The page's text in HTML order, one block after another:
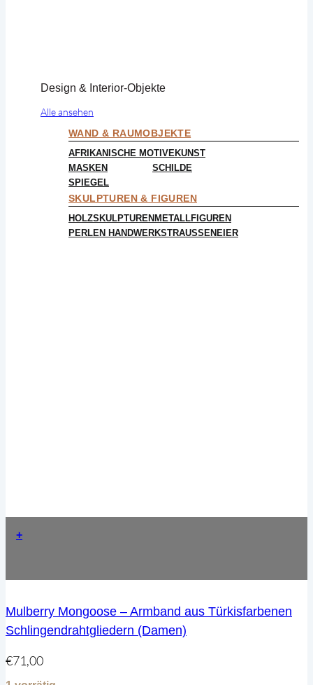
Design & Interior-Objekte
Alle ansehen
WAND & RAUMOBJEKTE
AFRIKANISCHE MOTIVEKUNST
MASKEN
SCHILDE
SPIEGEL
SKULPTUREN & FIGUREN
HOLZSKULPTURENMETALLFIGUREN
PERLEN HANDWERKSTRAUSSENEIER
+
Mulberry Mongoose – Armband aus Türkisfarbenen
Schlingendrahtgliedern (Damen)
€71,00